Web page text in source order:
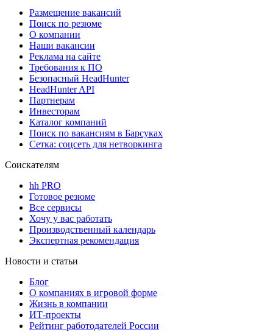
Размещение вакансий
Поиск по резюме
О компании
Наши вакансии
Реклама на сайте
Требования к ПО
Безопасный HeadHunter
HeadHunter API
Партнерам
Инвесторам
Каталог компаний
Поиск по вакансиям в Барсуках
Сетка: соцсеть для нетворкинга
Соискателям
hh PRO
Готовое резюме
Все сервисы
Хочу у вас работать
Производственный календарь
Экспертная рекомендация
Новости и статьи
Блог
О компаниях в игровой форме
Жизнь в компании
ИТ-проекты
Рейтинг работодателей России